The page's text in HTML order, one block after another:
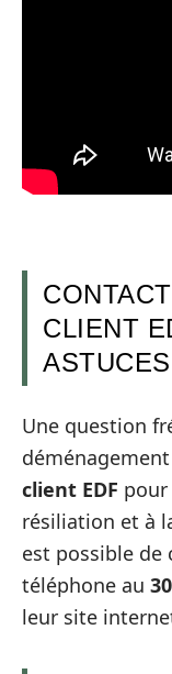
CLIENT
ASTUCES
Une question
client EDF pour
résiliation et à
est possible de
téléphone au
leur site